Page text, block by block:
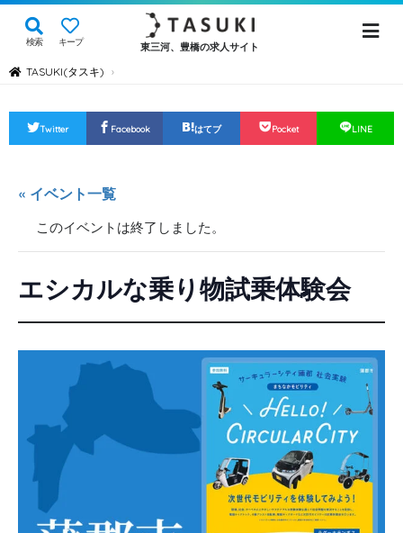
検索 キープ 東三河、豊橋の求人サイト
TASUKI(タスキ) ›
Twitter Facebook はてブ Pocket LINE
« イベント一覧
このイベントは終了しました。
エシカルな乗り物試乗体験会